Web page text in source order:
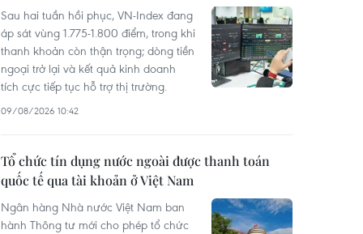
Sau hai tuần hồi phục, VN-Index đang
áp sát vùng 1.775-1.800 điểm, trong khi
thanh khoản còn thận trọng; dòng tiền
ngoại trở lại và kết quả kinh doanh
tích cực tiếp tục hỗ trợ thị trường.
09/08/2026 10:42
Tổ chức tín dụng nước ngoài được thanh toán
quốc tế qua tài khoản ở Việt Nam
Ngân hàng Nhà nước Việt Nam ban
hành Thông tư mới cho phép tổ chức